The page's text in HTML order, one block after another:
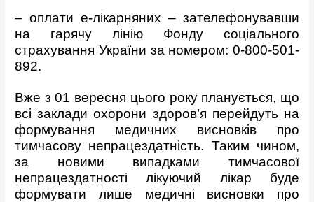
– оплати е-лікарняних – зателефонувавши
на гарячу лінію Фонду соціального
страхування України за номером: 0-800-501-
892.
Вже з 01 вересня цього року планується, що
всі заклади охорони здоров’я перейдуть на
формування медичних висновків про
тимчасову непрацездатність. Таким чином,
за новими випадками тимчасової
непрацездатності лікуючий лікар буде
формувати лише медичні висновки про